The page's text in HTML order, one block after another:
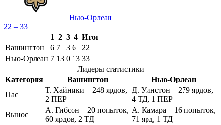
Нью-Орлеан
22 – 33
1 2 3 4 Итог
Вашингтон
6 7 3 6
22
Нью-Орлеан 7 13 0 13 33
Лидеры статистики
Категория
Вашингтон
Нью-Орлеан
Пас
Т. Хайники – 248 ярдов,
2 ПЕР
Д. Уинстон – 279 ярдов,
4 ТД, 1 ПЕР
Вынос
А. Гибсон – 20 попыток,
60 ярдов, 2 ТД
А. Камара – 16 попыток,
71 ярд, 1 ТД